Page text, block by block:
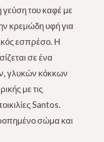
γεύση του καφέ με
κρεμώδη υφή για
εσπρέσο. Η
σε ένα
γλυκών κόκκων
με τις
Santos.
σώμακαι